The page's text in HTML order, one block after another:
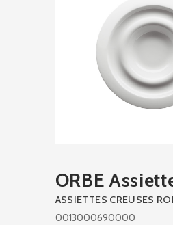
ORBE
ASSIETTES CREUSES
0013000690000